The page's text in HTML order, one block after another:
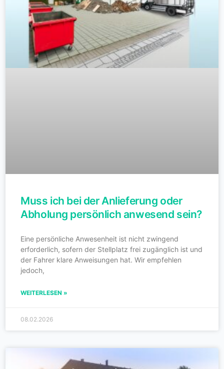
Muss ich bei der Anlieferung oder
Abholung persönlich anwesend sein?
Eine persönliche Anwesenheit ist nicht zwingend
erforderlich, sofern der Stellplatz frei zugänglich ist und
der Fahrer klare Anweisungen hat. Wir empfehlen
jedoch,
WEITERLESEN »
08.02.2026